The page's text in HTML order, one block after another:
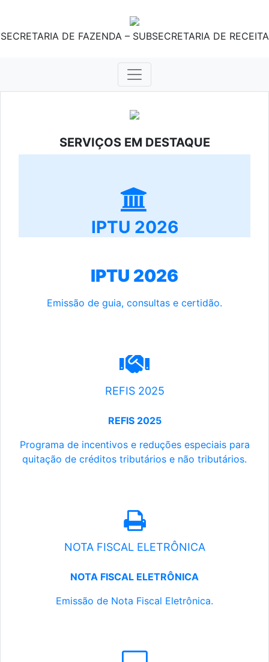
SECRETARIA DE FAZENDA – SUBSECRETARIA DE RECEITA
SERVIÇOS EM DESTAQUE
IPTU 2026
IPTU 2026
Emissão de guia, consultas e certidão.
REFIS 2025
REFIS 2025
Programa de incentivos e reduções especiais para
quitação de créditos tributários e não tributários.
NOTA FISCAL ELETRÔNICA
NOTA FISCAL ELETRÔNICA
Emissão de Nota Fiscal Eletrônica.